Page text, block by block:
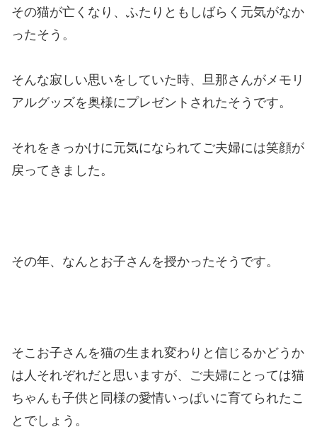
その猫が亡くなり、ふたりともしばらく元気がなか
ったそう。
そんな寂しい思いをしていた時、旦那さんがメモリ
アルグッズを奥様にプレゼントされたそうです。
それをきっかけに元気になられてご夫婦には笑顔が
戻ってきました。
その年、なんとお子さんを授かったそうです。
そこお子さんを猫の生まれ変わりと信じるかどうか
は人それぞれだと思いますが、ご夫婦にとっては猫
ちゃんも子供と同様の愛情いっぱいに育てられたこ
とでしょう。